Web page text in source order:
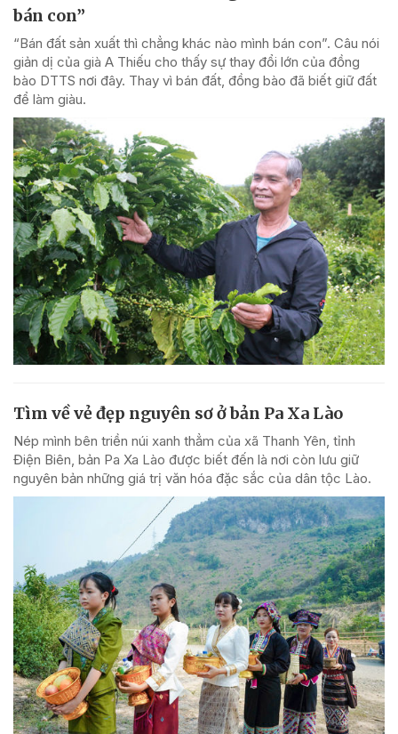
bán con”
“Bán đất sản xuất thì chẳng khác nào mình bán con”. Câu nói
giản dị của già A Thiếu cho thấy sự thay đổi lớn của đồng
bào DTTS nơi đây. Thay vì bán đất, đồng bào đã biết giữ đất
để làm giàu.
Tìm về vẻ đẹp nguyên sơ ở bản Pa Xa Lào
Nép mình bên triền núi xanh thẳm của xã Thanh Yên, tỉnh
Điện Biên, bản Pa Xa Lào được biết đến là nơi còn lưu giữ
nguyên bản những giá trị văn hóa đặc sắc của dân tộc Lào.